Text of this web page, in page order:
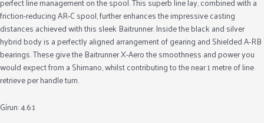
friction-reducing AR-C spool, further enhances the impressive casting
distances achieved with this sleek Baitrunner. Inside the black and silver
hybrid body is a perfectly aligned arrangement of gearing and Shielded A-RB
bearings. These give the Baitrunner X-Aero the smoothness and power you
would expect from a Shimano, whilst contributing to the near 1 metre of line
retrieve per handle turn.
Gírun: 4.6:1